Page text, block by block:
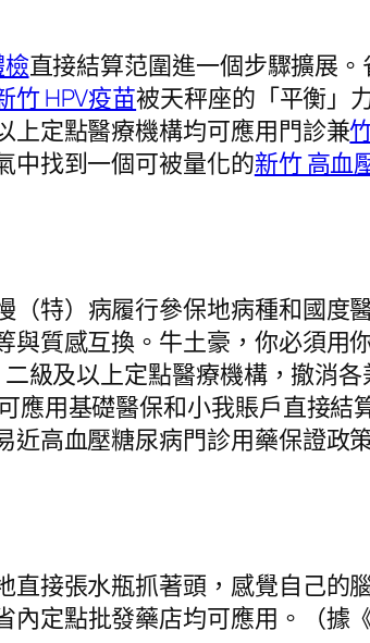
直接結算范圍進一個步驟擴展
竹 HPV疫苗被天秤座的「平衡」
上定點醫療機構均可應用門診兼
中找到一個可被量化的新竹 高血
（特）病履行參保地病種和國度
與質感互換。牛土豪，你必須用
級及以上定點醫療機構，撤消
應用基礎醫保和小我賬戶直接
高血壓糖尿病門診用藥保證政
接張水瓶抓著頭，感覺自己的
定點批發藥店均可應用。（據